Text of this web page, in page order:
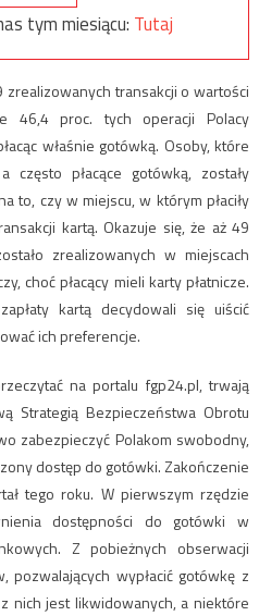
tym miesiącu: Tutaj
zrealizowanych transakcji o wartości
46,4 proc. tych operacji Polacy
właśnie gotówką. Osoby, które
często płacące gotówką, zostały
to, czy w miejscu, w którym płaciły
kartą. Okazuje się, że aż 49
zrealizowanych w miejscach
choć płacący mieli karty płatnicze.
kartą decydowali się uiścić
ich preferencje.
na portalu fgp24.pl, trwają
Strategią Bezpieczeństwa Obrotu
zabezpieczyć Polakom swobodny,
dostęp do gotówki. Zakończenie
tego roku. W pierwszym rzędzie
dostępności do gotówki w
Z pobieżnych obserwacji
pozwalających wypłacić gotówkę z
nich jest likwidowanych, a niektóre